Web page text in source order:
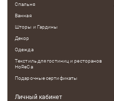
Спальня
Ванная
Шторы и Гардины
Декор
Одежда
Текстиль для гостиниц и ресторанов
HoReCa
Подарочные сертификаты
Личный кабинет